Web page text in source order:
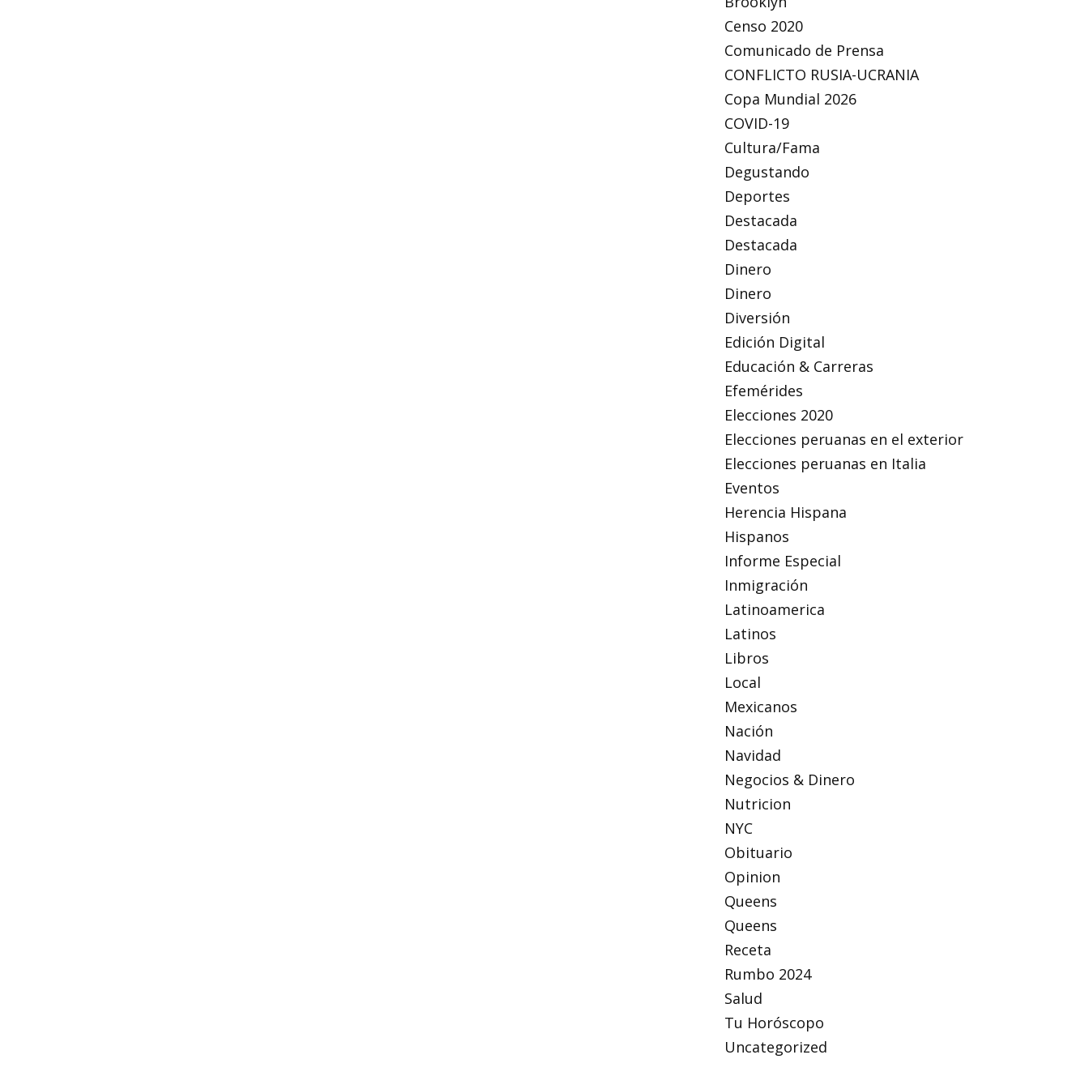
Censo 2020
Comunicado de Prensa
CONFLICTO RUSIA-UCRANIA
Copa Mundial 2026
COVID-19
Cultura/Fama
Degustando
Deportes
Destacada
Destacada
Dinero
Dinero
Diversión
Edición Digital
Educación & Carreras
Efemérides
Elecciones 2020
Elecciones peruanas en el exterior
Elecciones peruanas en Italia
Eventos
Herencia Hispana
Hispanos
Informe Especial
Inmigración
Latinoamerica
Latinos
Libros
Local
Mexicanos
Nación
Navidad
Negocios & Dinero
Nutricion
NYC
Obituario
Opinion
Queens
Queens
Receta
Rumbo 2024
Salud
Tu Horóscopo
Uncategorized